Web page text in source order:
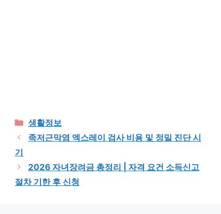
Categories
생활정보
족저근막염 엑스레이 검사 비용 및 정밀 진단 시
기
2026 자녀장려금 총정리 | 자격 요건 소득신고
절차 기한 후 신청